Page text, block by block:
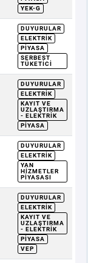
YEK-G
DUYURULAR
ELEKTRIK
PIYASA
SERBEST
TÜKETICI
DUYURULAR
ELEKTRIK
KAYIT VE
UZLAŞTIRMA
- ELEKTRIK
PIYASA
DUYURULAR
ELEKTRIK
YAN
HIZMETLER
PIYASASI
DUYURULAR
ELEKTRIK
KAYIT VE
UZLAŞTIRMA
- ELEKTRIK
PIYASA
VEP